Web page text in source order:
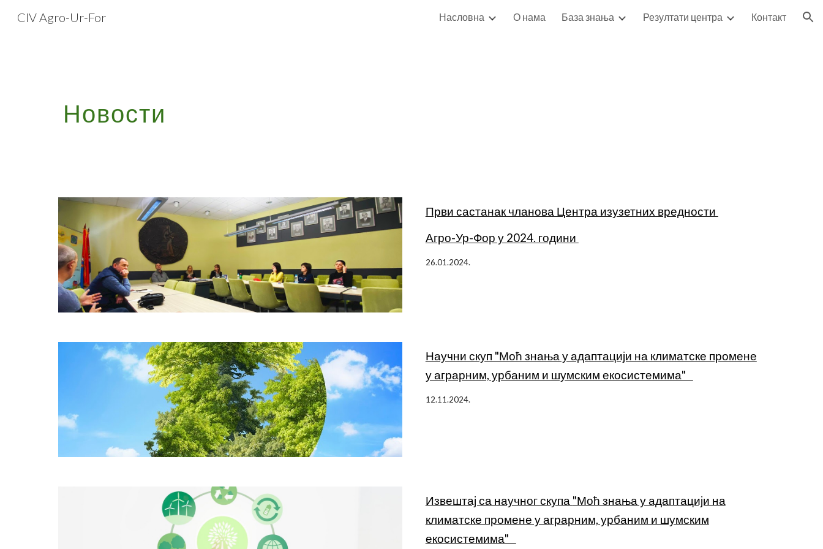
Skip to navigation
CIV Agro-Ur-For Насловна О нама База знања Резултати центра Контакт
Новости
Први састанак чланова Центра изузетних вредности
Агро-Ур-Фор у 2024. години
26.01.2024.
Научни скуп "Моћ знања у адаптацији на климатске промене
у аграрним, урбаним и шумским екосистемима"
12.1 1.2024.
Извештај са научног скупа "Моћ знања у адаптацији на
климатске промене у аграрним, урбаним и шумским
екосистемима"